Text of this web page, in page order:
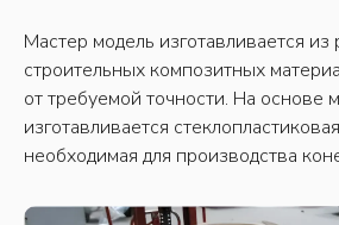
Мастер модель изготавливается из
строительных композитных
от требуемой точности. На основе
изготавливается
необходимая для производства